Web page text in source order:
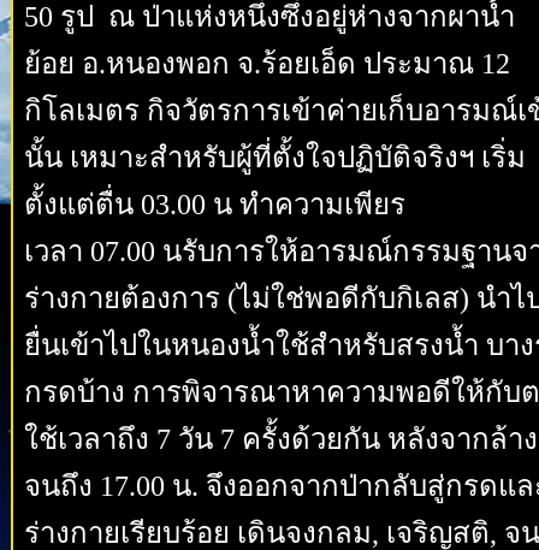
50 รูป ณ ป่าแห่งหนึ่งซึ่งอยู่ห่างจากผาน้ำ
ย้อย อ.หนองพอก จ.ร้อยเอ็ด ประมาณ 12
กิโลเมตร กิจวัตรการเข้าค่ายเก็บอารมณ์เ
นั้น เหมาะสำหรับผู้ที่ตั้งใจปฏิบัติจริงฯ เริ่ม
ตั้งแต่ตื่น 03.00 น ทำความเพียร
เวลา 07.00 นรับการให้อารมณ์กรรมฐา
ร่างกายต้องการ (ไม่ใช่พอดีกับกิเลส) นำ
ยื่นเข้าไปในหนองน้ำใช้สำหรับสรงน้ำ บ
กรดบ้าง การพิจารณาหาความพอดีให้กับ
ใช้เวลาถึง 7 วัน 7 ครั้งด้วยกัน หลังจากล้
จนถึง 17.00 น. จึงออกจากป่ากลับสู่กรดแ
ร่างกายเรียบร้อย เดินจงกลม, เจริญสติ,